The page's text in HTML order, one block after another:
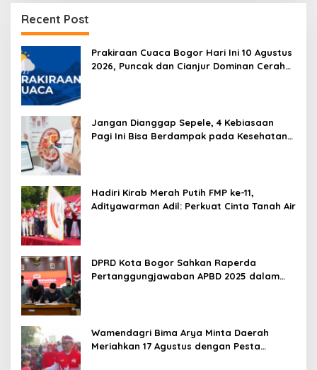
Recent Post
Prakiraan Cuaca Bogor Hari Ini 10 Agustus
2026, Puncak dan Cianjur Dominan Cerah
Jangan Dianggap Sepele, 4 Kebiasaan
Pagi Ini Bisa Berdampak pada Kesehatan
Hadiri Kirab Merah Putih FMP ke-11,
Adityawarman Adil: Perkuat Cinta Tanah Air
DPRD Kota Bogor Sahkan Raperda
Pertanggungjawaban APBD 2025 dalam
Wamendagri Bima Arya Minta Daerah
Meriahkan 17 Agustus dengan Pesta